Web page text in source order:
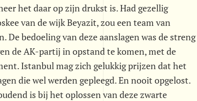
het daar op zijn drukst is. Had gezellig
van de wijk Beyazit, zou een team van
bedoeling van deze aanslagen was de streng
de AK-partij in opstand te komen, met de
Istanbul mag zich gelukkig prijzen dat het
die wel werden gepleegd. En nooit opgelost.
is bij het oplossen van deze zwarte